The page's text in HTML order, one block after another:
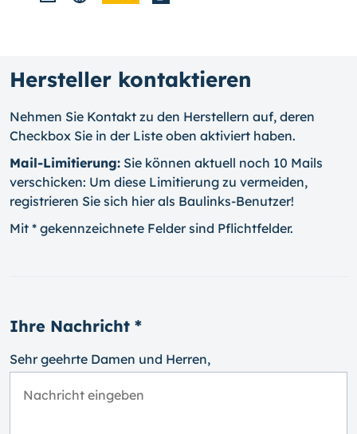
Hersteller kontaktieren
Nehmen Sie Kontakt zu den Herstellern auf, deren
Checkbox Sie in der Liste oben aktiviert haben.
Mail-Limitierung: Sie können aktuell noch 10 Mails
verschicken: Um diese Limitierung zu vermeiden,
registrieren Sie sich hier als Baulinks-Benutzer!
Mit * gekennzeichnete Felder sind Pflichtfelder.
Ihre Nachricht *
Sehr geehrte Damen und Herren,